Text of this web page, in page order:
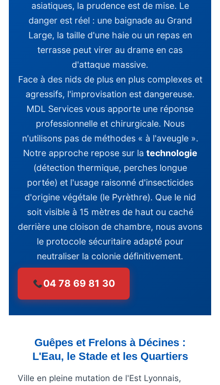
asiatiques, la prudence est de mise. Le
danger est réel : une baignade au Grand
Large, la taille d'une haie ou un repas en
terrasse peut virer au drame en cas
d'attaque massive.
Face à des nids de plus en plus complexes et
agressifs, l'improvisation est dangereuse.
MDL Services vous apporte une réponse
professionnelle et chirurgicale. Nous
n'utilisons pas de méthodes « à l'aveugle ».
Notre approche repose sur la technologie
(détection thermique, perches longue
portée) et l'usage raisonné d'insecticides
d'origine végétale (le Pyrèthre). Que le nid
soit visible à 15 mètres de haut ou caché
derrière une cloison de chambre, nous avons
le protocole sécuritaire adapté pour
neutraliser la colonie définitivement.
04 78 69 81 30
Guêpes et Frelons à Décines :
L'Eau, le Stade et les Quartiers
Ville en pleine mutation de l'Est Lyonnais,